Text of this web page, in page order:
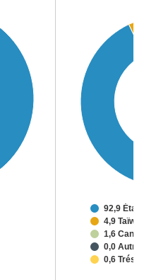
92,9
4,9
1,6
0,0
0,6